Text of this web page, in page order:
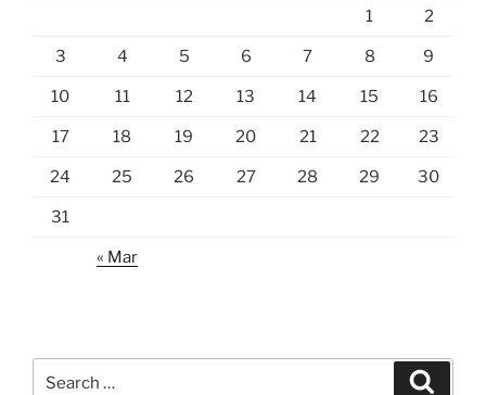
1 2
3 4 5 6 7 8 9
10 11 12 13 14 15 16
17 18 19 20 21 22 23
24 25 26 27 28 29 30
31
« Mar